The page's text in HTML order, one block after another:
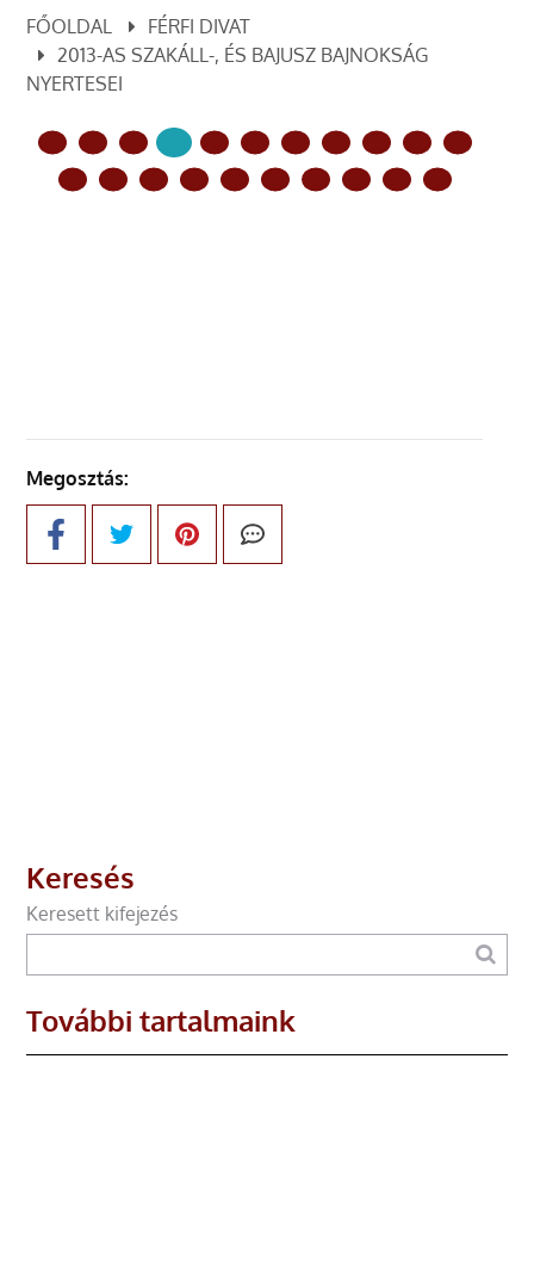
FŐOLDAL
FÉRFI DIVAT
2013-AS SZAKÁLL-, ÉS BAJUSZ BAJNOKSÁG
NYERTESEI
Megosztás:
Keresés
Keresett kifejezés
További tartalmaink